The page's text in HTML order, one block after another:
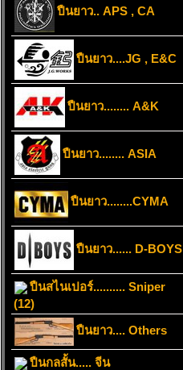
ปืนยาว.. APS , CA
ปืนยาว....JG , E&C
ปืนยาว........ A&K
ปืนยาว........ ASIA
ปืนยาว........CYMA
ปืนยาว...... D-BOYS
ปืนสไนเปอร์.......... Sniper
(12)
ปืนยาว.... Others
ปืนกลสั้น..... จีน